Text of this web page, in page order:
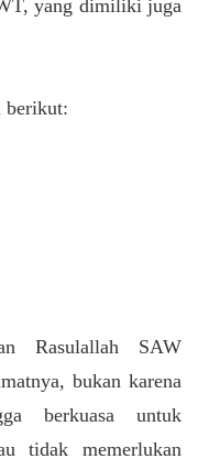
yang dimiliki juga
berikut:
Rasulallah SAW
bukan karena
berkuasa untuk
tidak memerlukan